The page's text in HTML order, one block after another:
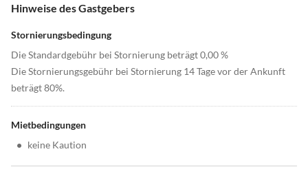
Hinweise des Gastgebers
Stornierungsbedingung
Die Standardgebühr bei Stornierung beträgt 0,00 %
Die Stornierungsgebühr bei Stornierung 14 Tage vor der Ankunft
beträgt 80%.
Mietbedingungen
• keine Kaution